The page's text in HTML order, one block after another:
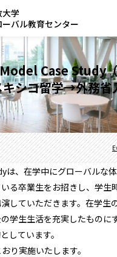
学
ーバル教育センター
Case Study
シコ留学→外務省
は、在学中にグローバルな
る卒業生をお招きし、学生
していただきます。在学生
学生生活を充実したものに
しています。
り実施いたします。